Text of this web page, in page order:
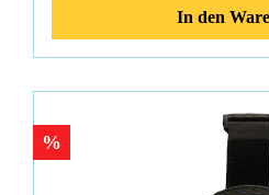
In den
%